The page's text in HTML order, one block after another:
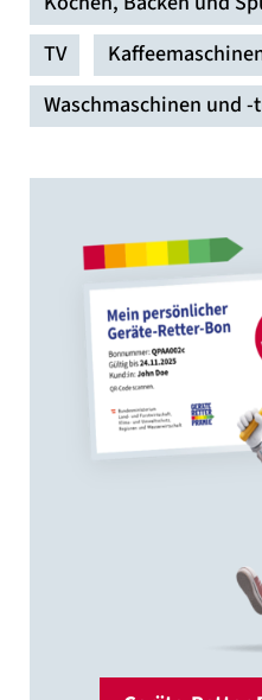
TV
Waschmaschinen und